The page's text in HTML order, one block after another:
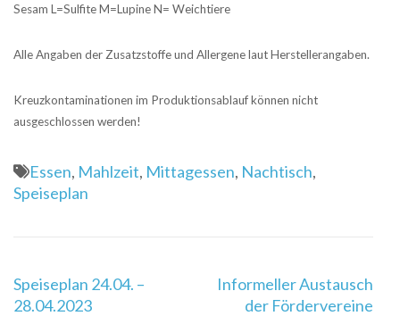
Sesam L=Sulfite M=Lupine N= Weichtiere
Alle Angaben der Zusatzstoffe und Allergene laut Herstellerangaben.
Kreuzkontaminationen im Produktionsablauf können nicht
ausgeschlossen werden!
Essen, Mahlzeit, Mittagessen, Nachtisch,
Speiseplan
Beitragsnavigation
Speiseplan 24.04. –
28.04.2023
Informeller Austausch
der Fördervereine